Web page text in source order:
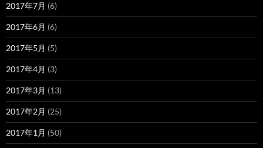
2017年7月 (6)
2017年6月 (6)
2017年5月 (5)
2017年4月 (3)
2017年3月 (13)
2017年2月 (25)
2017年1月 (50)